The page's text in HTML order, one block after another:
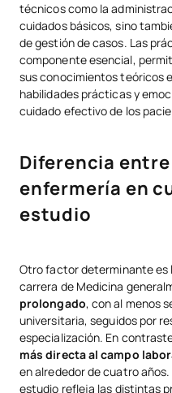
técnicos como la
cuidados básicos, sino
de gestión de casos. Las
componente esencial,
sus conocimientos teóricos
habilidades prácticas y
cuidado efectivo de los
Diferencia
enfermería en
estudio
Otro factor determinante es
carrera de Medicina
prolongado, con al menos
universitaria, seguidos por
especialización. En
más directa al campo
en alrededor de cuatro
estudio refleja las distintas